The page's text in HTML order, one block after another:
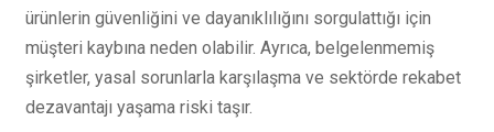
ürünlerin güvenliğini ve dayanıklılığını sorgulattığı için
müşteri kaybına neden olabilir. Ayrıca, belgelenmemiş
şirketler, yasal sorunlarla karşılaşma ve sektörde rekabet
dezavantajı yaşama riski taşır.